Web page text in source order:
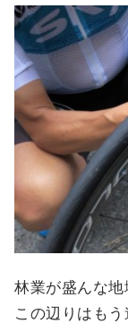
林業が盛んな地
この辺りはもう